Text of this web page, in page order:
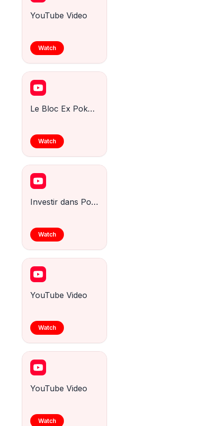
YouTube Video
Watch
Le Bloc Ex Pokemon : L'histoire du deuxième bloc du TCG
Watch
Investir dans Pokémon : Quoi acheter en 2026 ?!
Watch
YouTube Video
Watch
YouTube Video
Watch